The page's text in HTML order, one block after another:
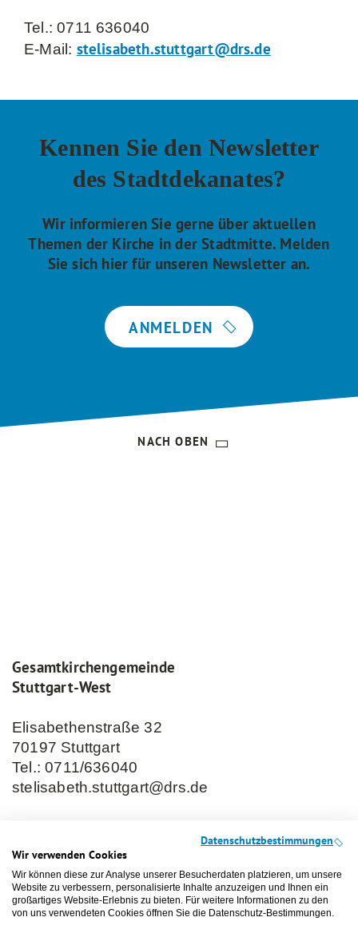
Tel.: 0711 636040
E-Mail: stelisabeth.stuttgart@drs.de
Kennen Sie den Newsletter
des Stadtdekanates?
Wir informieren Sie gerne über aktuellen
Themen der Kirche in der Stadtmitte. Melden
Sie sich hier für unseren Newsletter an.
ANMELDEN
NACH OBEN
Gesamtkirchengemeinde
Stuttgart-West
Elisabethenstraße 32
70197 Stuttgart
Tel.:0711/636040
stelisabeth.stuttgart@drs.de
Schnellzugriffe
Kontakt
Gottesdienste
Gemeindebrief
Datenschutzbestimmungen
Wir verwenden Cookies
Wir können diese zur Analyse unserer Besucherdaten platzieren, um unsere
Website zu verbessern, personalisierte Inhalte anzuzeigen und Ihnen ein
großartiges Website-Erlebnis zu bieten. Für weitere Informationen zu den
von uns verwendeten Cookies öffnen Sie die Datenschutz-Bestimmungen.